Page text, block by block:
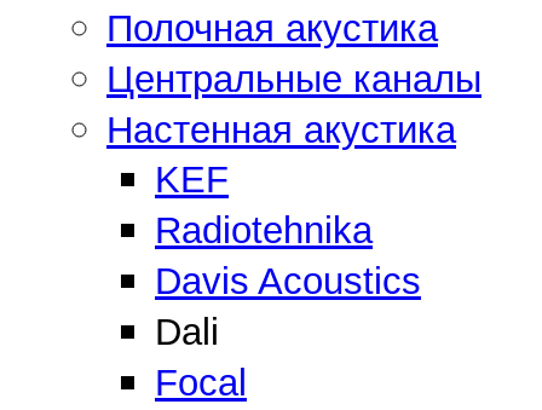
Полочная акустика
Центральные каналы
Настенная акустика
KEF
Radiotehnika
Davis Acoustics
Dali
Focal